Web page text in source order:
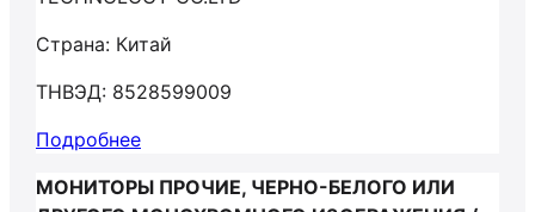
Страна: Китай
ТНВЭД: 8528599009
Подробнее
МОНИТОРЫ ПРОЧИЕ, ЧЕРНО-БЕЛОГО ИЛИ